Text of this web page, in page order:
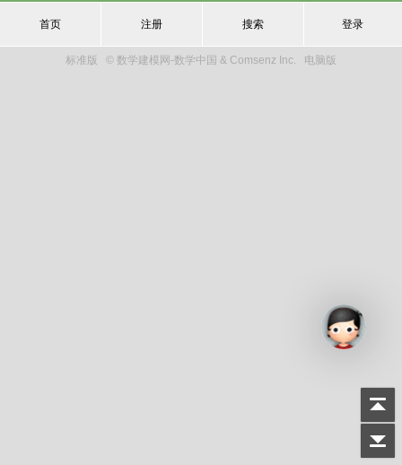
首页 注册 搜索 登录
标准版 © 数学建模网-数学中国 & Comsenz Inc. 电脑版